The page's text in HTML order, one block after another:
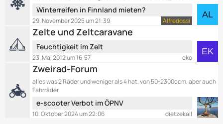
ä
g
B
e
r
ä
g
e
e
t
z
e
B
e
i
ä
Winterreifen in Finnland mieten?
Alfredossi
29. November 2025 um 21:39
Zelte und Zeltcaravane
e
t
z
t
e
B
e
Feuchtigkeit im Zelt
eko
23. Mai 2012 um 16:57
Zweirad-Forum
alles was 2 Räder und weniger als 4 hat, von 50-2300ccm, aber auch
Fahrräder
e
e-scooter Verbot im ÖPNV
dietzekall
10. Oktober 2024 um 22:06